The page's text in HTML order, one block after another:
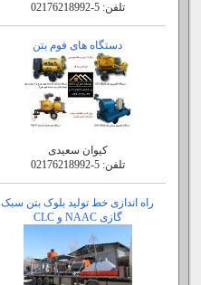
تلفن:02176218992-5
دستگاه های فوم بتن
کیوان سعیدی
تلفن:02176218992-5
راه اندازی خط تولید بلوک بتن سبک
گازی NAAC و CLC